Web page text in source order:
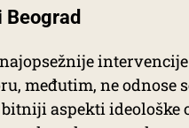
međutim, ne odnose
aspekti ideološke